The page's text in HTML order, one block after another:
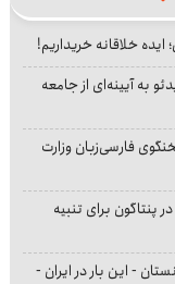
ایده خلاقانه خریداریم!
به آیینه‌ای از جامعه
فارسی‌زبان وزارت
پنتاگون برای تنبیه
- این بار در ایران -